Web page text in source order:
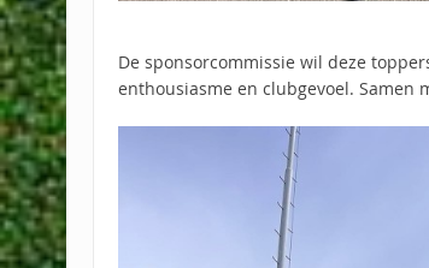
De sponsorcommissie wil deze
enthousiasme en clubgevoel. Samen